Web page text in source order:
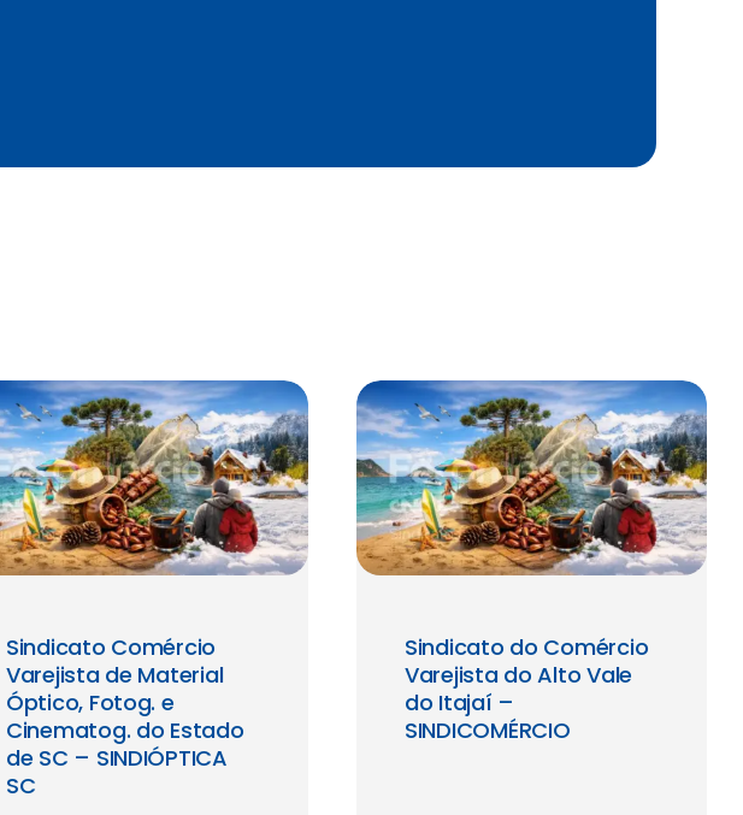
Sindicato Comércio
Varejista de Material
Óptico, Fotog. e
Cinematog. do Estado
de SC – SINDIÓPTICA
SC
Sindicato do Comércio
Varejista do Alto Vale
do Itajaí –
SINDICOMÉRCIO